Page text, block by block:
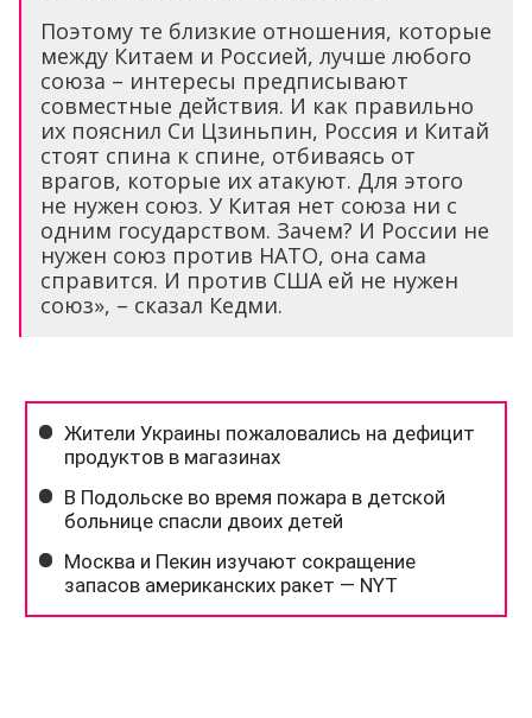
Поэтому те близкие отношения, которые
между Китаем и Россией, лучше любого
союза – интересы предписывают
совместные действия. И как правильно
их пояснил Си Цзиньпин, Россия и Китай
стоят спина к спине, отбиваясь от
врагов, которые их атакуют. Для этого
не нужен союз. У Китая нет союза ни с
одним государством. Зачем? И России не
нужен союз против НАТО, она сама
справится. И против США ей не нужен
союз», – сказал Кедми.